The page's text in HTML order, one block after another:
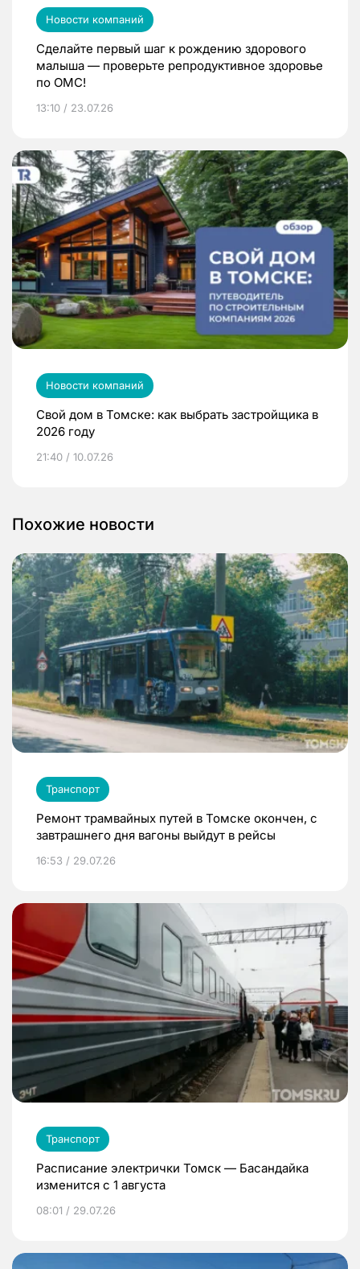
Новости компаний
Сделайте первый шаг к рождению здорового
малыша — проверьте репродуктивное здоровье
по ОМС!
13:10 / 23.07.26
Новости компаний
Свой дом в Томске: как выбрать застройщика в
2026 году
21:40 / 10.07.26
Похожие новости
Транспорт
Ремонт трамвайных путей в Томске окончен, с
завтрашнего дня вагоны выйдут в рейсы
16:53 / 29.07.26
Транспорт
Расписание электрички Томск — Басандайка
изменится с 1 августа
08:01 / 29.07.26